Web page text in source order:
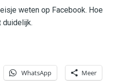
weten op Facebook. Hoe
duidelijk.
WhatsApp Meer